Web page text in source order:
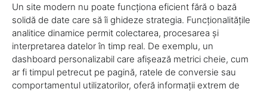
Un site modern nu poate funcționa eficient fără o bază
solidă de date care să îi ghideze strategia. Funcționalitățile
analitice dinamice permit colectarea, procesarea și
interpretarea datelor în timp real. De exemplu, un
dashboard personalizabil care afișează metrici cheie, cum
ar fi timpul petrecut pe pagină, ratele de conversie sau
comportamentul utilizatorilor, oferă informații extrem de